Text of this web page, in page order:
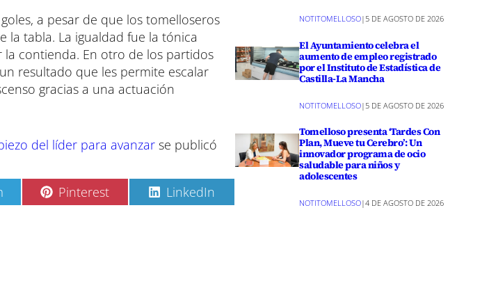
a pesar de que los tomelloseros
tabla. La igualdad fue la tónica
contienda. En otro de los partidos
resultado que les permite escalar
gracias a una actuación
del líder para avanzar se publicó
C
o
Pinterest C
o
LinkedIn
NOTITOMELLOSO| 5 DE AGOSTO DE 2026
El Ayuntamiento celebra el
aumento de empleo registrado
por el Instituto de Estadística de
Castilla-La Mancha
NOTITOMELLOSO| 5 DE AGOSTO DE 2026
Tomelloso presenta ‘Tardes Con
Plan, Mueve tu Cerebro’: Un
innovador programa de ocio
saludable para niños y
adolescentes
NOTITOMELLOSO|4 DE AGOSTO DE 2026